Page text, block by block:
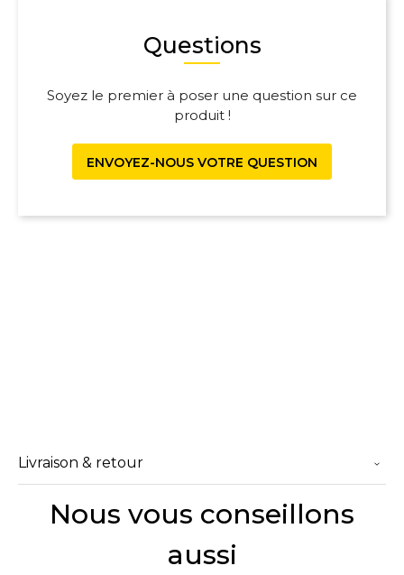
Questions
Soyez le premier à poser une question sur ce
produit !
ENVOYEZ-NOUS VOTRE QUESTION
Livraison & retour
Nous vous conseillons
aussi